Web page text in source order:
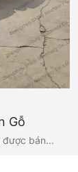
Gỗ
được bán...